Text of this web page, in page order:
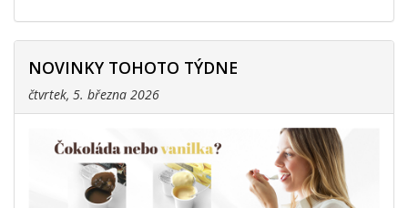
NOVINKY TOHOTO TÝDNE
čtvrtek, 5. března 2026